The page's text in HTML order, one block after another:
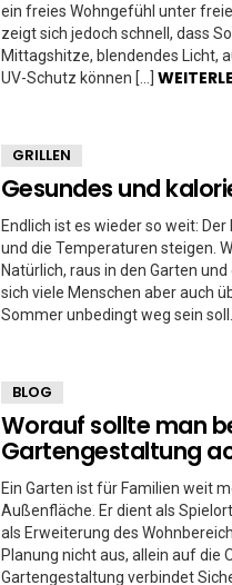
ein freies Wohngefühl unter
zeigt sich jedoch schnell, dass
Mittagshitze, blendendes Licht,
UV-Schutz können […]
GRILLEN
Gesundes und
Endlich ist es wieder so weit:
und die Temperaturen steigen.
Natürlich, raus in den Garten
sich viele Menschen aber auch
Sommer unbedingt weg sein soll.
BLOG
Worauf sollte man
Gartengestaltung
Ein Garten ist für Familien weit
Außenfläche. Er dient als
als Erweiterung des
Planung nicht aus, allein auf die
Gartengestaltung verbindet